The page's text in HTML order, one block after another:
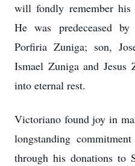
will fondly remember his
He was predeceased
Porfiria Zuniga; son,
Ismael Zuniga and Jesus
into eternal rest.
Victoriano found joy in
longstanding
through his donations to